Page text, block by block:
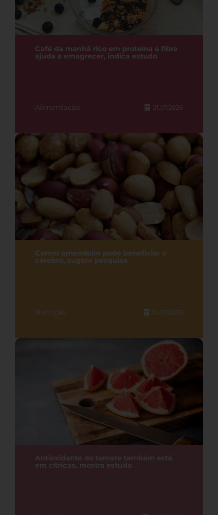
Café da manhã rico em proteína e fibra
ajuda a emagrecer, indica estudo
Alimentação 21.07.2026
Comer amendoim pode beneficiar o
cérebro, sugere pesquisa
Nutrição 14.07.2026
Antioxidante do tomate também está
em cítricas, mostra estudo